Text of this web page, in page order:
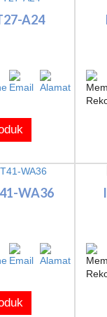
A24
WA36